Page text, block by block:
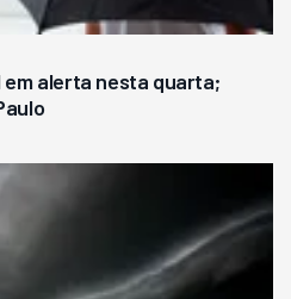
em alerta nesta quarta;